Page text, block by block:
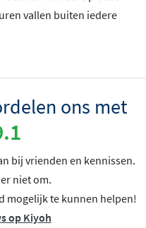
vallen buiten iedere
ons met
bij vrienden en kennissen.
niet om.
mogelijk te kunnen helpen!
op Kiyoh